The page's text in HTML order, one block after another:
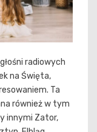
radiowych
na Święta,
Ta
również w tym
innymi Zator,